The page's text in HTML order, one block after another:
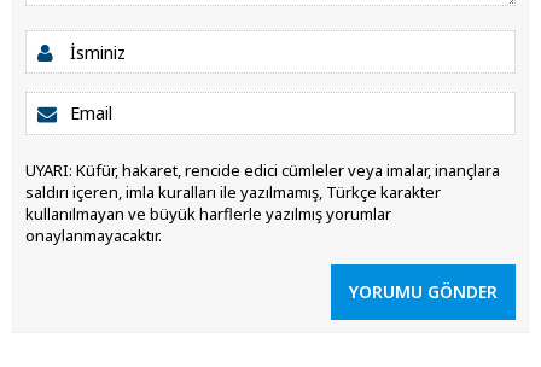
UYARI: Küfür, hakaret, rencide edici cümleler veya imalar, inançlara
saldırı içeren, imla kuralları ile yazılmamış, Türkçe karakter
kullanılmayan ve büyük harflerle yazılmış yorumlar
onaylanmayacaktır.
YORUMU GÖNDER